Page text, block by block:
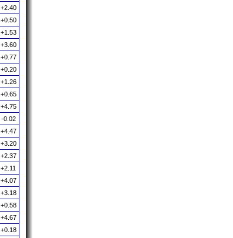
+2.40
+0.50
+1.53
+3.60
+0.77
+0.20
+1.26
+0.65
+4.75
-0.02
+4.47
+3.20
+2.37
+2.11
+4.07
+3.18
+0.58
+4.67
+0.18